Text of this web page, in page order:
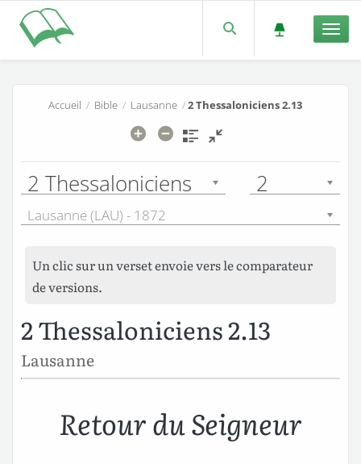
Accueil / Bible/ Lausanne/2 Thessaloniciens 2.13
2 Thessaloniciens 2
Lausanne (LAU) - 1872
Un clic sur un verset envoie vers le comparateur
de versions.
2 Thessaloniciens 2.13
Lausanne
Retour du Seigneur